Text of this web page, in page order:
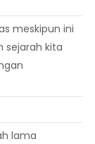
meskipun ini
sejarah kita
lama